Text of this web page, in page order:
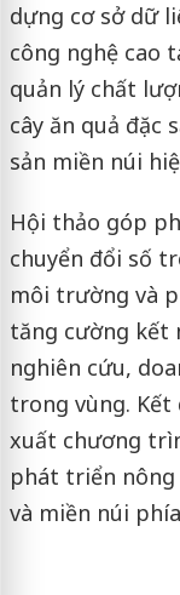
dựng cơ sở dữ
công nghệ cao
quản lý chất
cây ăn quả đặc
sản miền núi
Hội thảo góp
chuyển đổi số
môi trường và
tăng cường kết
nghiên cứu,
trong vùng. Kết
xuất chương
phát triển nông
và miền núi